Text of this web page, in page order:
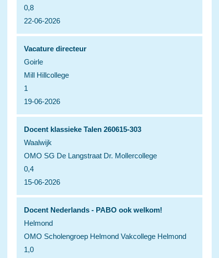
0,8
22-06-2026
Vacature directeur
Goirle
Mill Hillcollege
1
19-06-2026
Docent klassieke Talen 260615-303
Waalwijk
OMO SG De Langstraat Dr. Mollercollege
0,4
15-06-2026
Docent Nederlands - PABO ook welkom!
Helmond
OMO Scholengroep Helmond Vakcollege Helmond
1,0